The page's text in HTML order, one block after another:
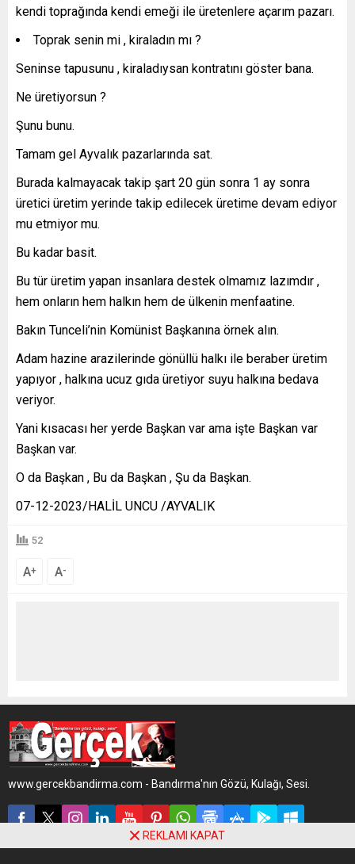
kendi toprağında kendi emeği ile üretenlere açarım pazarı.
Toprak senin mi , kiraladın mı ?
Seninse tapusunu , kiraladıysan kontratını göster bana.
Ne üretiyorsun ?
Şunu bunu.
Tamam gel Ayvalık pazarlarında sat.
Burada kalmayacak takip şart 20 gün sonra 1 ay sonra
üretici üretim yerinde takip edilecek üretime devam ediyor
mu etmiyor mu.
Bu kadar basit.
Bu tür üretim yapan insanlara destek olmamız lazımdır ,
hem onların hem halkın hem de ülkenin menfaatine.
Bakın Tunceli’nin Komünist Başkanına örnek alın.
Adam hazine arazilerinde gönüllü halkı ile beraber üretim
yapıyor , halkına ucuz gıda üretiyor suyu halkına bedava
veriyor.
Yani kısacası her yerde Başkan var ama işte Başkan var
Başkan var.
O da Başkan , Bu da Başkan , Şu da Başkan.
07-12-2023/HALİL UNCU /AYVALIK
52
A+ A-
www.gercekbandirma.com - Bandırma'nın Gözü, Kulağı, Sesi.
REKLAMI KAPAT